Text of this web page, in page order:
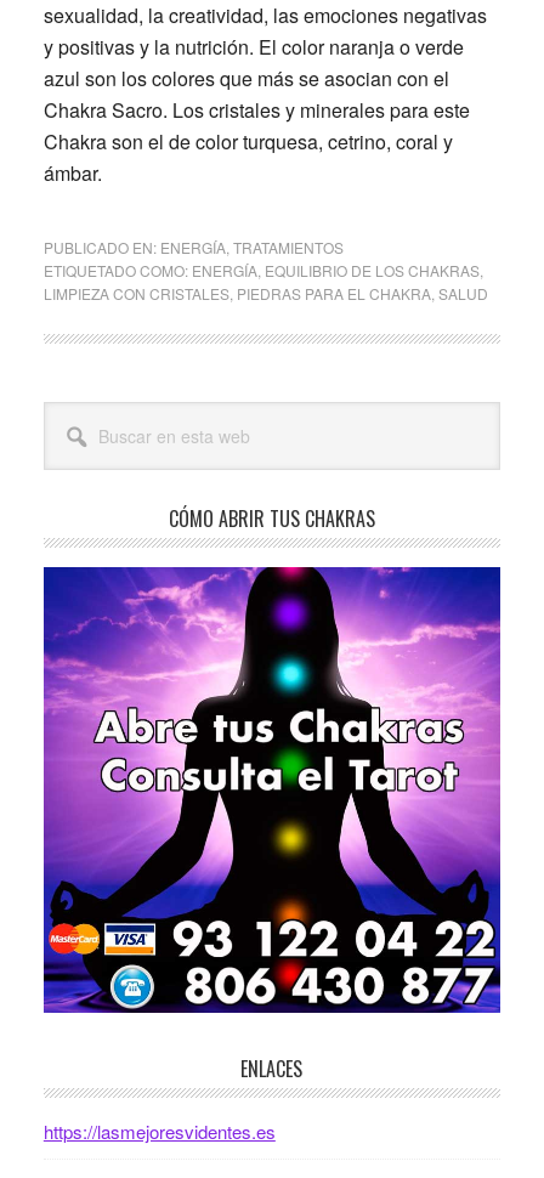
sexualidad, la creatividad, las emociones negativas
y positivas y la nutrición. El color naranja o verde
azul son los colores que más se asocian con el
Chakra Sacro. Los cristales y minerales para este
Chakra son el de color turquesa, cetrino, coral y
ámbar.
PUBLICADO EN: ENERGÍA, TRATAMIENTOS
ETIQUETADO COMO: ENERGÍA, EQUILIBRIO DE LOS CHAKRAS,
LIMPIEZA CON CRISTALES, PIEDRAS PARA EL CHAKRA, SALUD
Barra
lateral
esta
CÓMO ABRIR TUS CHAKRAS
ENLACES
https://lasmejoresvidentes.es